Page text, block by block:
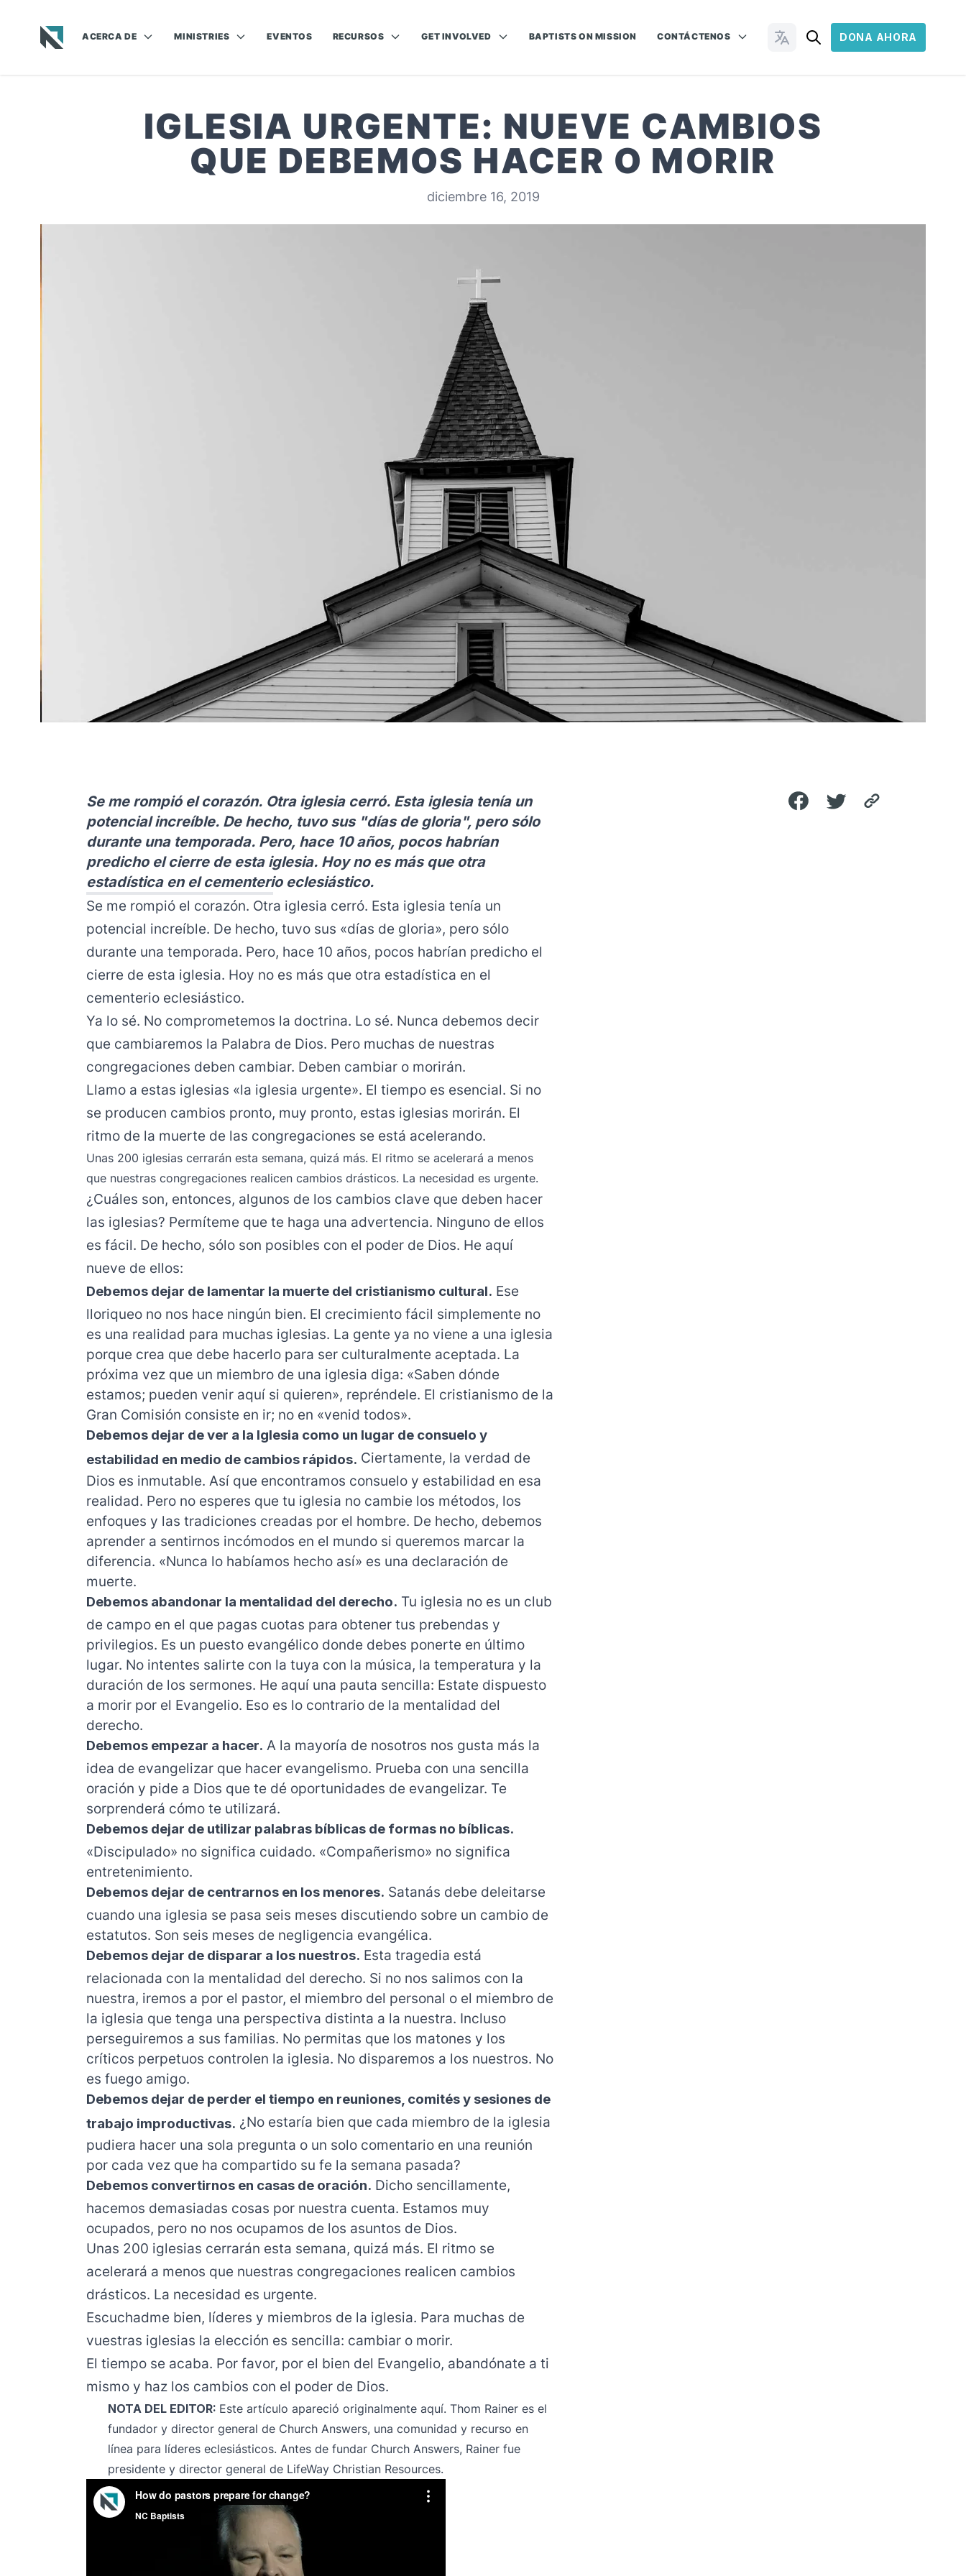
ACERCA DE MINISTRIES EVENTOS RECURSOS GET INVOLVED BAPTISTS ON MISSION CONTÁCTENOS Cambiar idiomaDONA AHORA
IGLESIA URGENTE: NUEVE CAMBIOS
QUE DEBEMOS HACER O MORIR
diciembre 16, 2019
Se me rompió el corazón. Otra iglesia cerró. Esta iglesia tenía un
potencial increíble. De hecho, tuvo sus "días de gloria", pero sólo
durante una temporada. Pero, hace 10 años, pocos habrían
predicho el cierre de esta iglesia. Hoy no es más que otra
estadística en el cementerio eclesiástico.
Se me rompió el corazón. Otra iglesia cerró. Esta iglesia tenía un
potencial increíble. De hecho, tuvo sus «días de gloria», pero sólo
durante una temporada. Pero, hace 10 años, pocos habrían predicho el
cierre de esta iglesia. Hoy no es más que otra estadística en el
cementerio eclesiástico.
Ya lo sé. No comprometemos la doctrina. Lo sé. Nunca debemos decir
que cambiaremos la Palabra de Dios. Pero muchas de nuestras
congregaciones deben cambiar. Deben cambiar o morirán.
Llamo a estas iglesias «la iglesia urgente». El tiempo es esencial. Si no
se producen cambios pronto, muy pronto, estas iglesias morirán. El
ritmo de la muerte de las congregaciones se está acelerando.
Unas 200 iglesias cerrarán esta semana, quizá más. El ritmo se acelerará a menos
que nuestras congregaciones realicen cambios drásticos. La necesidad es urgente.
¿Cuáles son, entonces, algunos de los cambios clave que deben hacer
las iglesias? Permíteme que te haga una advertencia. Ninguno de ellos
es fácil. De hecho, sólo son posibles con el poder de Dios. He aquí
nueve de ellos:
Debemos dejar de lamentar la muerte del cristianismo cultural. Ese
lloriqueo no nos hace ningún bien. El crecimiento fácil simplemente no
es una realidad para muchas iglesias. La gente ya no viene a una iglesia
porque crea que debe hacerlo para ser culturalmente aceptada. La
próxima vez que un miembro de una iglesia diga: «Saben dónde
estamos; pueden venir aquí si quieren», repréndele. El cristianismo de la
Gran Comisión consiste en ir; no en «venid todos».
Debemos dejar de ver a la Iglesia como un lugar de consuelo y
estabilidad en medio de cambios rápidos. Ciertamente, la verdad de
Dios es inmutable. Así que encontramos consuelo y estabilidad en esa
realidad. Pero no esperes que tu iglesia no cambie los métodos, los
enfoques y las tradiciones creadas por el hombre. De hecho, debemos
aprender a sentirnos incómodos en el mundo si queremos marcar la
diferencia. «Nunca lo habíamos hecho así» es una declaración de
muerte.
Debemos abandonar la mentalidad del derecho. Tu iglesia no es un club
de campo en el que pagas cuotas para obtener tus prebendas y
privilegios. Es un puesto evangélico donde debes ponerte en último
lugar. No intentes salirte con la tuya con la música, la temperatura y la
duración de los sermones. He aquí una pauta sencilla: Estate dispuesto
a morir por el Evangelio. Eso es lo contrario de la mentalidad del
derecho.
Debemos empezar a hacer. A la mayoría de nosotros nos gusta más la
idea de evangelizar que hacer evangelismo. Prueba con una sencilla
oración y pide a Dios que te dé oportunidades de evangelizar. Te
sorprenderá cómo te utilizará.
Debemos dejar de utilizar palabras bíblicas de formas no bíblicas.
«Discipulado» no significa cuidado. «Compañerismo» no significa
entretenimiento.
Debemos dejar de centrarnos en los menores. Satanás debe deleitarse
cuando una iglesia se pasa seis meses discutiendo sobre un cambio de
estatutos. Son seis meses de negligencia evangélica.
Debemos dejar de disparar a los nuestros. Esta tragedia está
relacionada con la mentalidad del derecho. Si no nos salimos con la
nuestra, iremos a por el pastor, el miembro del personal o el miembro de
la iglesia que tenga una perspectiva distinta a la nuestra. Incluso
perseguiremos a sus familias. No permitas que los matones y los
críticos perpetuos controlen la iglesia. No disparemos a los nuestros. No
es fuego amigo.
Debemos dejar de perder el tiempo en reuniones, comités y sesiones de
trabajo improductivas. ¿No estaría bien que cada miembro de la iglesia
pudiera hacer una sola pregunta o un solo comentario en una reunión
por cada vez que ha compartido su fe la semana pasada?
Debemos convertirnos en casas de oración. Dicho sencillamente,
hacemos demasiadas cosas por nuestra cuenta. Estamos muy
ocupados, pero no nos ocupamos de los asuntos de Dios.
Unas 200 iglesias cerrarán esta semana, quizá más. El ritmo se
acelerará a menos que nuestras congregaciones realicen cambios
drásticos. La necesidad es urgente.
Escuchadme bien, líderes y miembros de la iglesia. Para muchas de
vuestras iglesias la elección es sencilla: cambiar o morir.
El tiempo se acaba. Por favor, por el bien del Evangelio, abandónate a ti
mismo y haz los cambios con el poder de Dios.
NOTA DEL EDITOR: Este artículo apareció originalmente aquí. Thom Rainer es el
fundador y director general de Church Answers, una comunidad y recurso en
línea para líderes eclesiásticos. Antes de fundar Church Answers, Rainer fue
presidente y director general de LifeWay Christian Resources.